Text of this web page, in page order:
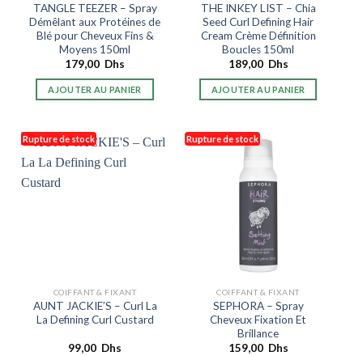
TANGLE TEEZER – Spray
Démêlant aux Protéines de
Blé pour Cheveux Fins &
Moyens 150ml
179,00 Dhs
AJOUTER AU PANIER
THE INKEY LIST – Chia
Seed Curl Defining Hair
Cream Crème Définition
Boucles 150ml
189,00 Dhs
AJOUTER AU PANIER
Rupture de stock
COIFFANT & FIXANT
AUNT JACKIE’S – Curl La
La Defining Curl Custard
99,00 Dhs
Rupture de stock
COIFFANT & FIXANT
SEPHORA – Spray
Cheveux Fixation Et
Brillance
159,00 Dhs